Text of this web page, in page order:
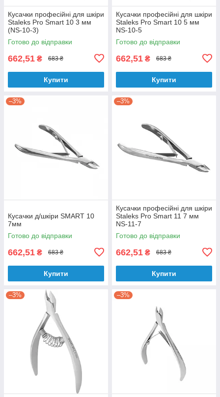
Кусачки професійні для шкіри
Staleks Pro Smart 10 3 мм
(NS-10-3)
Готово до відправки
662,51 ₴ 683 ₴
Купити
Кусачки професійні для шкіри
Staleks Pro Smart 10 5 мм
NS-10-5
Готово до відправки
662,51 ₴ 683 ₴
Купити
–3%
Кусачки д/шкіри SMART 10
7мм
Готово до відправки
662,51 ₴ 683 ₴
Купити
–3%
Кусачки професійні для шкіри
Staleks Pro Smart 11 7 мм
NS-11-7
Готово до відправки
662,51 ₴ 683 ₴
Купити
–3% –3%